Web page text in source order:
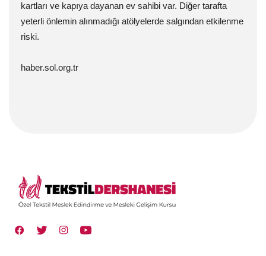
kartları ve kapıya dayanan ev sahibi var. Diğer tarafta
yeterli önlemin alınmadığı atölyelerde salgından etkilenme
riski.
haber.sol.org.tr